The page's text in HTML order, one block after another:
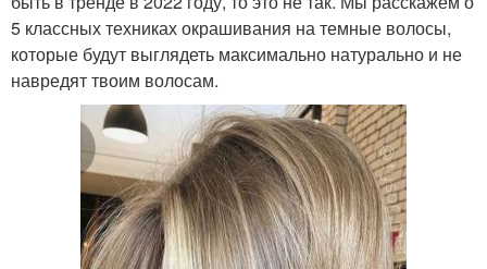
5 классных техниках окрашивания на темные волосы,
которые будут выглядеть максимально натурально и не
навредят твоим волосам.